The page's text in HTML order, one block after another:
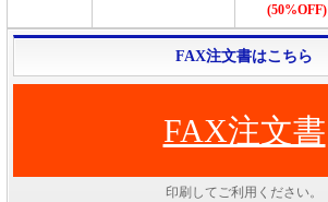
(50%OFF)
FAX注文書はこちら
FAX注文書
印刷してご利用ください。